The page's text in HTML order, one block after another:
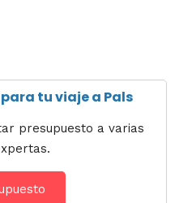
tu viaje a Pals
presupuesto a varias